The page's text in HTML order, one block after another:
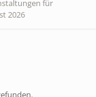
für
2026